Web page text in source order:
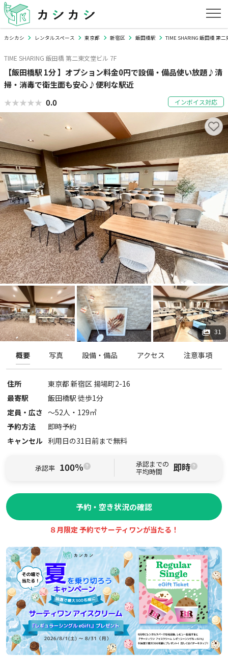
カシカシ レンタルスペース 東京都 新宿区 飯田橋駅 TIME SHARING 飯田橋 第
TIME SHARING 飯田橋 第二東文堂ビル 7F
【飯田橋駅 1分 】オプション料金0円で設備・備品使い放題♪清
掃・消毒で衛生面も安心♪便利な駅近
★★★★★
★★★★★ 0.0 インボイス対応
31
概要 写真 設備・備品 アクセス 注意事項
住所 東京都 新宿区 揚場町2-16
最寄駅
飯田橋駅 徒歩1分
定員・広さ 〜52人・ 129㎡
予約方法
即時予約
キャンセル 利用日の31日前まで無料
承認率 100% 承認までの
平均時間 即時
予約・空き状況の確認
８月限定 予約でサーティワンが当たる！